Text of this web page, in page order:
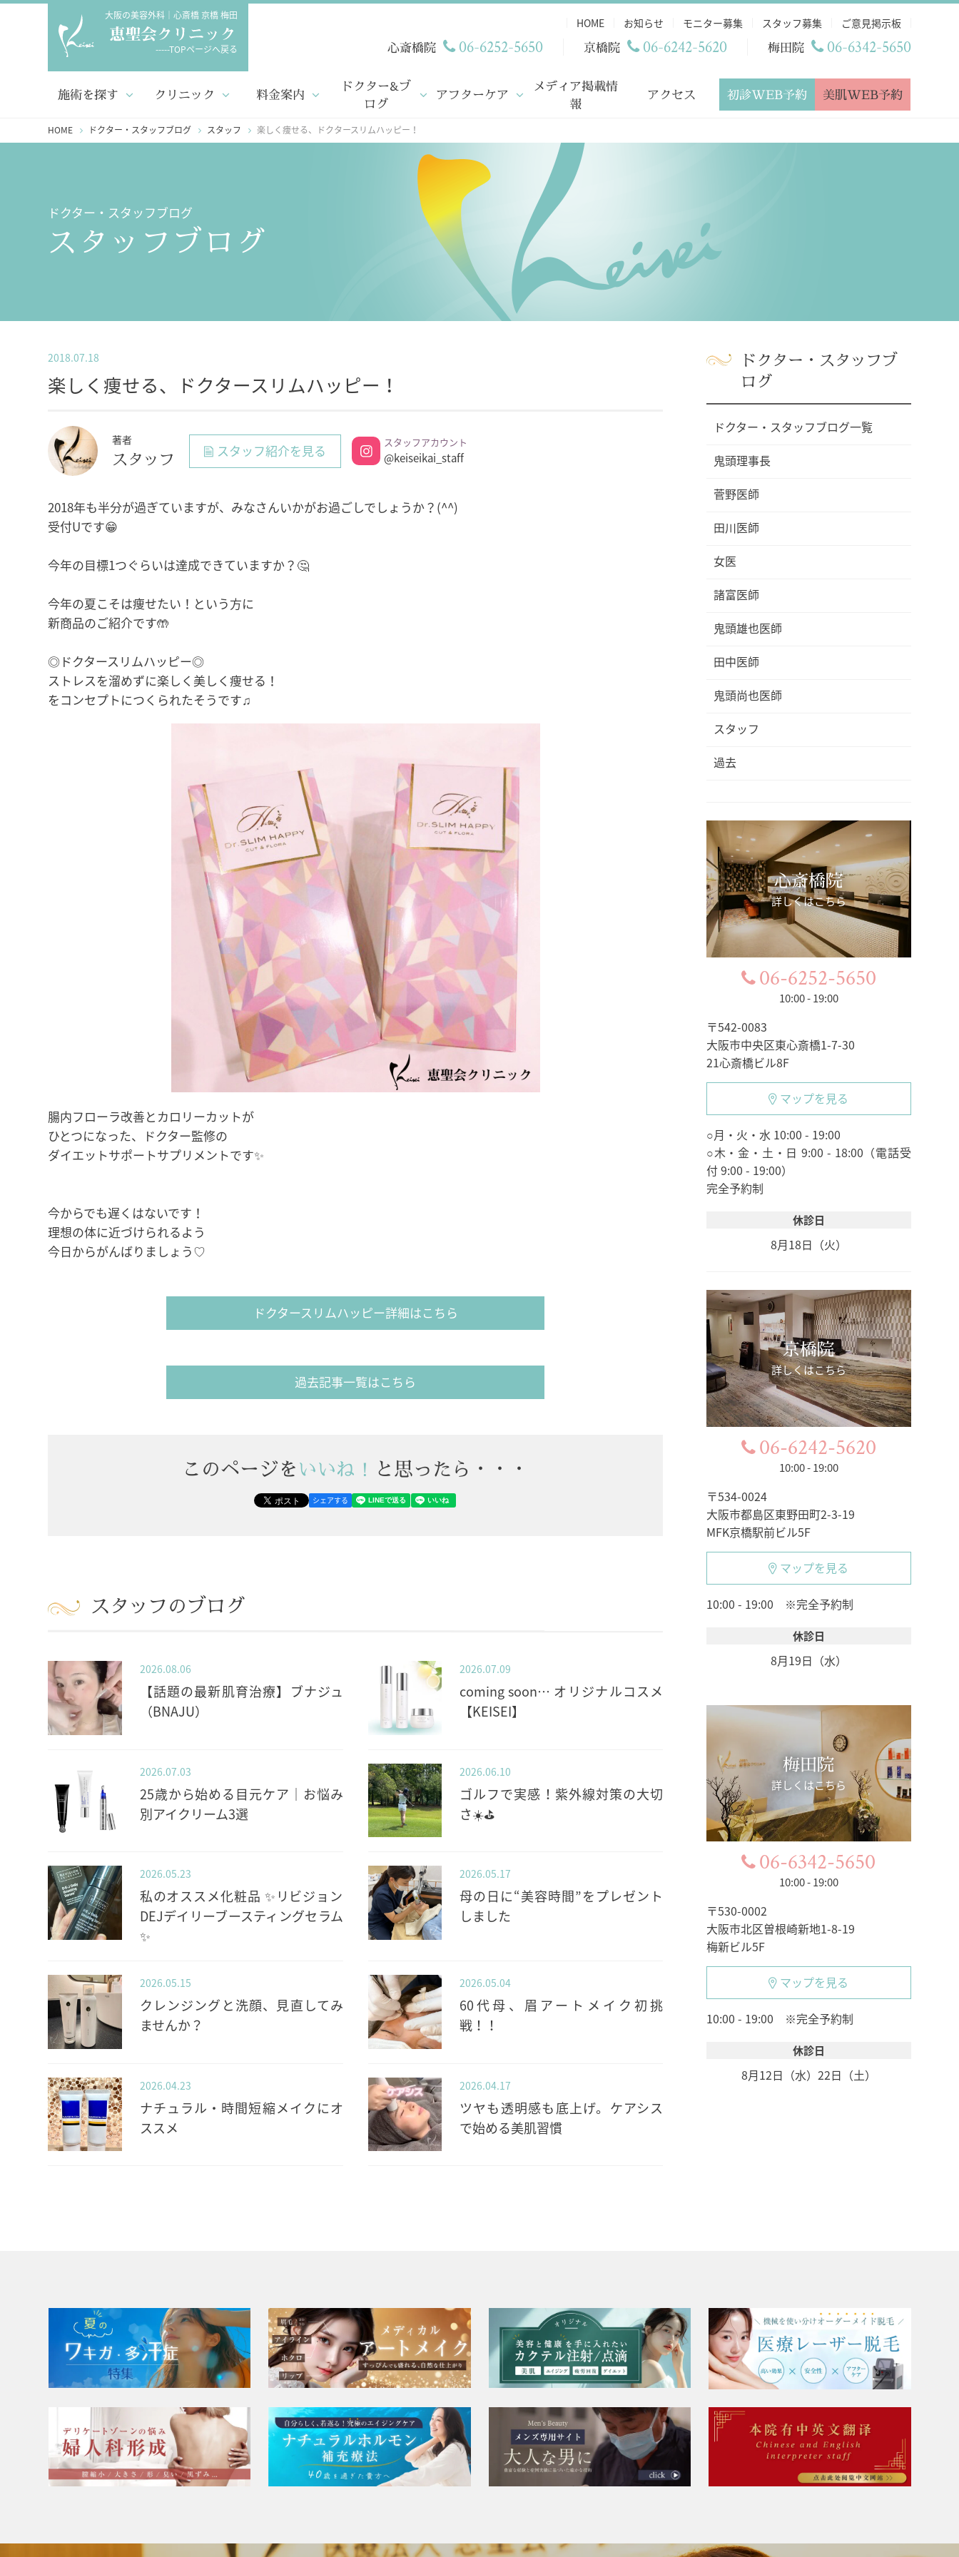
大阪の美容外科｜心斎橋 京橋 梅田
-----TOPページへ戻る
HOME お知らせ モニター募集 スタッフ募集 ご意見掲示板
梅田院 06-6342-5650
京橋院 06-6242-5620
心斎橋院 06-6252-5650
施術を探す クリニック 料金案内
ドクター&ブ
ログ
アフターケア
メディア掲載情
報
アクセス 初診WEB予約 美肌WEB予約
HOME ドクター・スタッフブログ スタッフ 楽しく痩せる、ドクタースリムハッピー！
ドクター・スタッフブログ
スタッフブログ
2018.07.18
楽しく痩せる、ドクタースリムハッピー！
著者
スタッフ スタッフ紹介を見る スタッフアカウント
@keiseikai_staff
2018年も半分が過ぎていますが、みなさんいかがお過ごしでしょうか？(^^)
受付Uです😁
今年の目標1つぐらいは達成できていますか？🤔
今年の夏こそは痩せたい！という方に
新商品のご紹介です🤲
◎ドクタースリムハッピー◎
ストレスを溜めずに楽しく美しく痩せる！
をコンセプトにつくられたそうです♫
腸内フローラ改善とカロリーカットが
ひとつになった、ドクター監修の
ダイエットサポートサプリメントです✨
今からでも遅くはないです！
理想の体に近づけられるよう
今日からがんばりましょう♡
ドクタースリムハッピー詳細はこちら
過去記事一覧はこちら
このページをいいね！ と思ったら・・・
シェアする
スタッフのブログ
2026.08.06
【話題の最新肌育治療】ブナジュ
（BNAJU）
2026.07.09
coming soon… オリジナルコスメ
【KEISEI】
2026.07.03
25歳から始める目元ケア｜お悩み
別アイクリーム3選
2026.06.10
ゴルフで実感！紫外線対策の大切
さ☀️⛳️
2026.05.23
私のオススメ化粧品 ✨️リビジョン
DEJデイリーブースティングセラム
✨️
2026.05.17
母の日に“美容時間”をプレゼント
しました
2026.05.15
クレンジングと洗顔、見直してみ
ませんか？
2026.05.04
60代母、眉アートメイク初挑
戦！！
2026.04.23
ナチュラル・時間短縮メイクにオ
ススメ
2026.04.17
ツヤも透明感も底上げ。ケアシス
で始める美肌習慣
ドクター・スタッフブ
ログ
ドクター・スタッフブログ一覧
鬼頭理事長
菅野医師
田川医師
女医
諸富医師
鬼頭雄也医師
田中医師
鬼頭尚也医師
スタッフ
過去
心斎橋院
詳しくはこちら
06-6252-5650
10:00 - 19:00
〒542-0083
大阪市中央区東心斎橋1-7-30
21心斎橋ビル8F
マップを見る
○月・火・水 10:00 - 19:00
○木・金・土・日 9:00 - 18:00（電話受
付 9:00 - 19:00）
完全予約制
休診日
8月18日（火）
京橋院
詳しくはこちら
06-6242-5620
10:00 - 19:00
〒534-0024
大阪市都島区東野田町2-3-19
MFK京橋駅前ビル5F
マップを見る
10:00 - 19:00 ※完全予約制
休診日
8月19日（水）
梅田院
詳しくはこちら
06-6342-5650
10:00 - 19:00
〒530-0002
大阪市北区曽根崎新地1-8-19
梅新ビル5F
マップを見る
10:00 - 19:00 ※完全予約制
休診日
8月12日（水） 22日（土）